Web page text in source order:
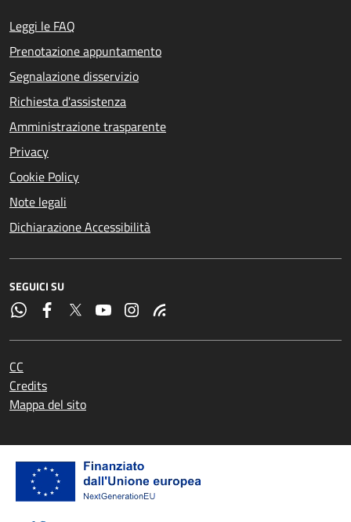
Leggi le FAQ
Prenotazione appuntamento
Segnalazione disservizio
Richiesta d'assistenza
Amministrazione trasparente
Privacy
Cookie Policy
Note legali
Dichiarazione Accessibilità
SEGUICI SU
CC
Credits
Mappa del sito